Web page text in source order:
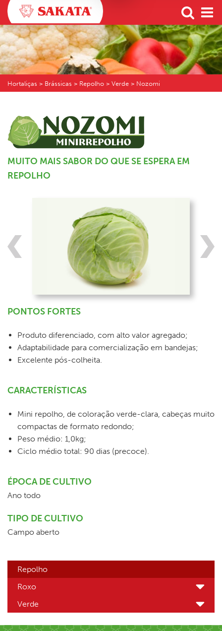
Hortaliças > Brássicas > Repolho > Verde > Nozomi
MUITO MAIS SABOR DO QUE SE ESPERA EM
REPOLHO
PONTOS FORTES
Produto diferenciado, com alto valor agregado;
Adaptabilidade para comercialização em bandejas;
Excelente pós-colheita.
CARACTERÍSTICAS
Mini repolho, de coloração verde-clara, cabeças muito
compactas de formato redondo;
Peso médio: 1,0kg;
Ciclo médio total: 90 dias (precoce).
ÉPOCA DE CULTIVO
Ano todo
TIPO DE CULTIVO
Campo aberto
Repolho
Roxo
Verde